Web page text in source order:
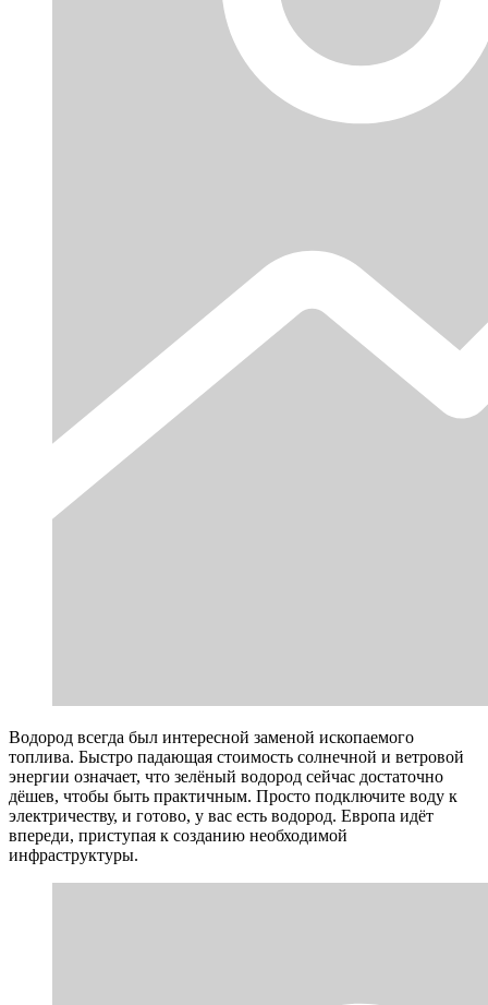
Водород всегда был интересной заменой ископаемого
топлива. Быстро падающая стоимость солнечной и ветровой
энергии означает, что зелёный водород сейчас достаточно
дёшев, чтобы быть практичным. Просто подключите воду к
электричеству, и готово, у вас есть водород. Европа идёт
впереди, приступая к созданию необходимой
инфраструктуры.